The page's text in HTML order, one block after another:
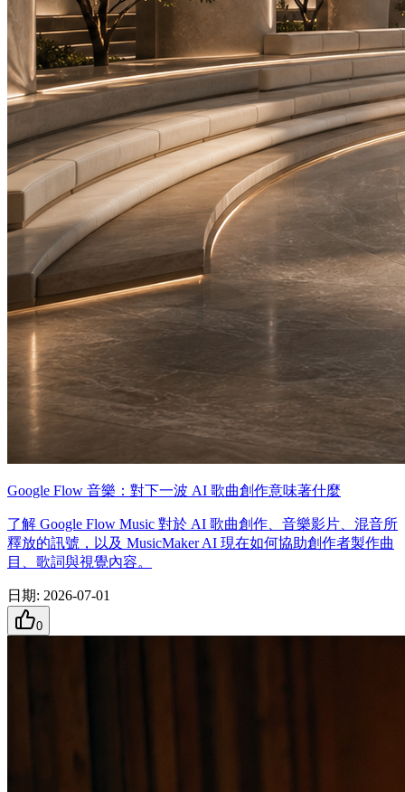
Google Flow 音樂：對下一波 AI 歌曲創作意味著什麼
了解 Google Flow Music 對於 AI 歌曲創作、音樂影片、混音所
釋放的訊號，以及 MusicMaker AI 現在如何協助創作者製作曲
目、歌詞與視覺內容。
日期: 2026-07-01
0